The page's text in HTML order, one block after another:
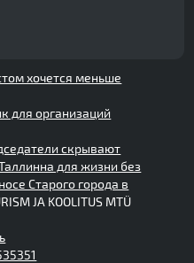
хочется меньше
для организаций
скрывают
для жизни без
Старого города в
JA KOOLITUS MTÜ